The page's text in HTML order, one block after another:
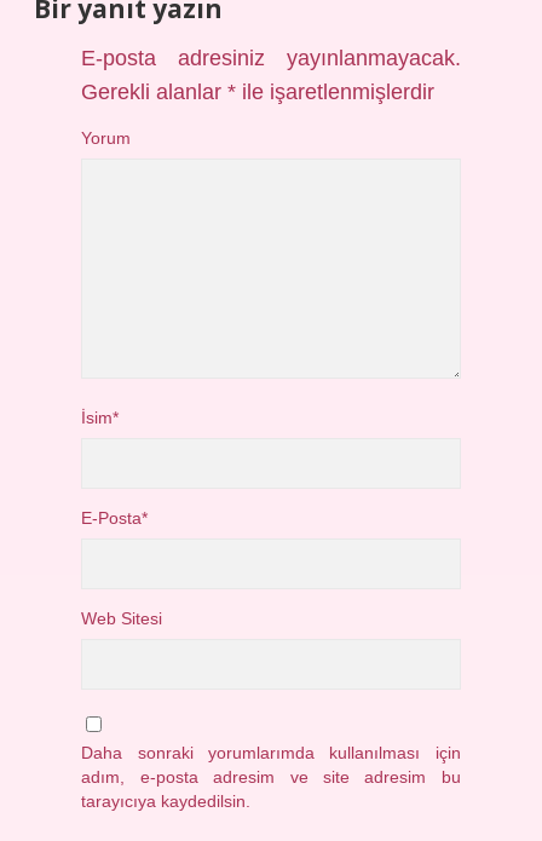
Bir yanıt yazın
E-posta adresiniz yayınlanmayacak.
Gerekli alanlar* ile işaretlenmişlerdir
Yorum
İsim*
E-Posta*
Web Sitesi
Daha sonraki yorumlarımda kullanılması için
adım, e-posta adresim ve site adresim bu
tarayıcıya kaydedilsin.